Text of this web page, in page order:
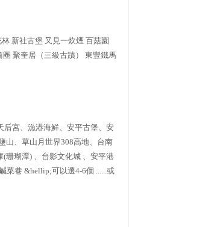
新社古堡 又見一炊煙 百菇園
聚奎居（三級古蹟） 東豐鐵馬
后宮、漁港海鮮、安平古堡、安
山、草山月世界308高地、台南
珊瑚潭) 、台影文化城 、安平港
菜巷 &hellip;可以選4-6個 ......或